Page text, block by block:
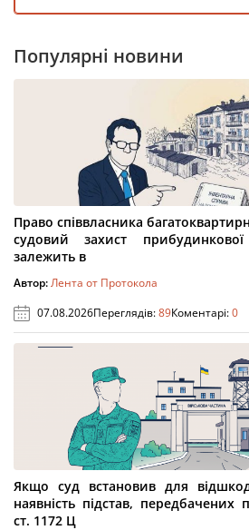
Популярні новини
Право співвласника
судовий захист
залежить в
Автор:Лента от Протокола
07.08.2026Переглядів:89Коментарі:0
Якщо суд встановив для
наявність підстав,
ст. 1172 Ц